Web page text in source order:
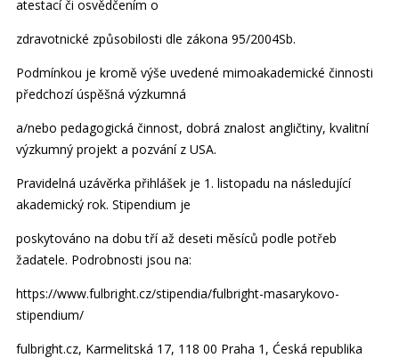
atestací či osvědčením o
zdravotnické způsobilosti dle zákona 95/2004Sb.
Podmínkou je kromě výše uvedené mimoakademické činnosti
předchozí úspěšná výzkumná
a/nebo pedagogická činnost, dobrá znalost angličtiny, kvalitní
výzkumný projekt a pozvání z USA.
Pravidelná uzávěrka přihlášek je 1. listopadu na následující
akademický rok. Stipendium je
poskytováno na dobu tří až deseti měsíců podle potřeb
žadatele. Podrobnosti jsou na:
https://www.fulbright.cz/stipendia/fulbright-masarykovo-
stipendium/
fulbright.cz, Karmelitská 17, 118 00 Praha 1, Ćeská republika